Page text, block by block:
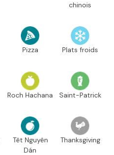
chinois
Pizza Plats froids
Roch Hachana Saint-Patrick
Têt Nguyên
Dán
Thanksgiving